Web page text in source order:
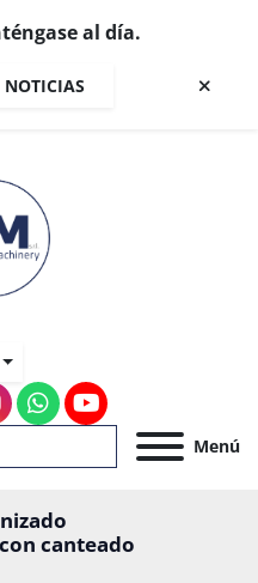
al día.
NOTICIAS
Menú
whatsapp
youtube
canteado